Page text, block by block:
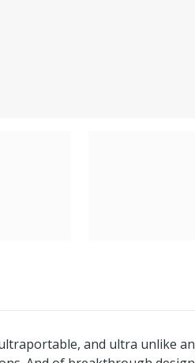
and ultra unlike